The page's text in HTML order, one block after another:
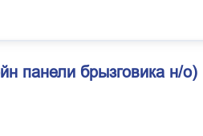
панели брызговика н/о)